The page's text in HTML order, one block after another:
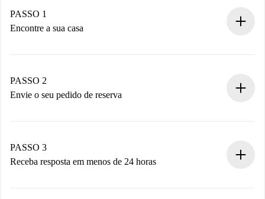
PASSO 1
Encontre a sua casa
Você tem todas as informações necessárias
antecipadamente.
PASSO 2
Envie o seu pedido de reserva
Não cobramos nada até que o proprietário confirme.
PASSO 3
Receba resposta em menos de 24 horas